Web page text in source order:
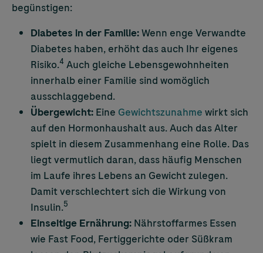
begünstigen:
Diabetes in der Familie:Wenn enge Verwandte
Diabetes haben, erhöht das auch Ihr eigenes
Risiko.4 Auch gleiche Lebensgewohnheiten
innerhalb einer Familie sind womöglich
ausschlaggebend.
Übergewicht: Eine Gewichtszunahme wirkt sich
auf den Hormonhaushalt aus. Auch das Alter
spielt in diesem Zusammenhang eine Rolle. Das
liegt vermutlich daran, dass häufig Menschen
im Laufe ihres Lebens an Gewicht zulegen.
Damit verschlechtert sich die Wirkung von
Insulin.5
Einseitige Ernährung: Nährstoffarmes Essen
wie Fast Food, Fertiggerichte oder Süßkram